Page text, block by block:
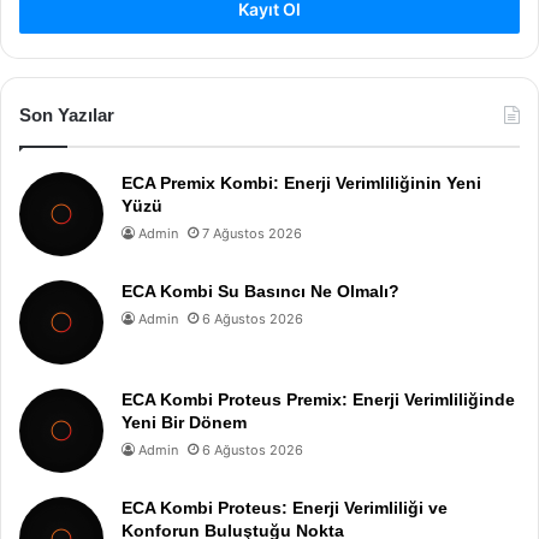
Kayıt Ol
Son Yazılar
ECA Premix Kombi: Enerji Verimliliğinin Yeni
Yüzü
Admin 7 Ağustos 2026
ECA Kombi Su Basıncı Ne Olmalı?
Admin 6 Ağustos 2026
ECA Kombi Proteus Premix: Enerji Verimliliğinde
Yeni Bir Dönem
Admin 6 Ağustos 2026
ECA Kombi Proteus: Enerji Verimliliği ve
Konforun Buluştuğu Nokta